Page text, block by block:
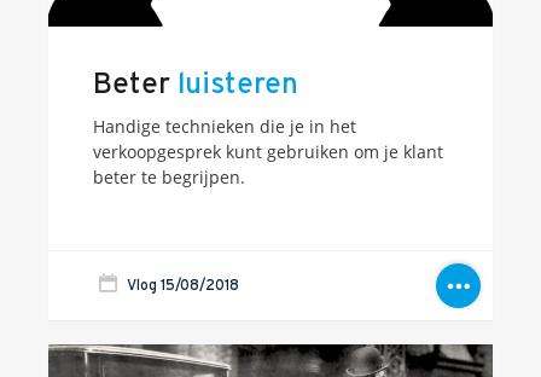
Beter luisteren
Handige technieken die je in het
verkoopgesprek kunt gebruiken om je klant
beter te begrijpen.
Vlog 15/08/2018